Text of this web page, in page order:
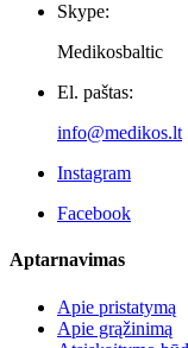
Naujienlaiškiai